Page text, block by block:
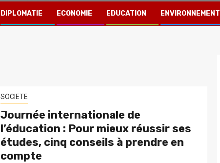
DIPLOMATIE ECONOMIE EDUCATION ENVIRONNEMENT
SOCIETE
Journée internationale de
l’éducation : Pour mieux réussir ses
études, cinq conseils à prendre en
compte